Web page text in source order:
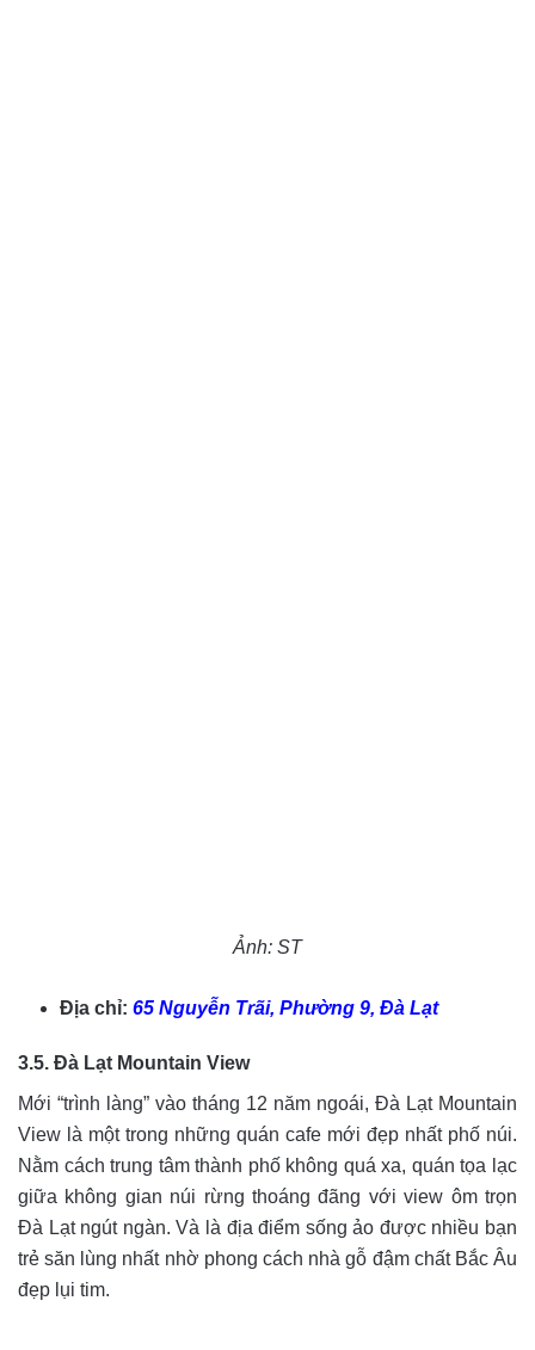
Ảnh: ST
Địa chỉ: 65 Nguyễn Trãi, Phường 9, Đà Lạt
3.5. Đà Lạt Mountain View
Mới “trình làng” vào tháng 12 năm ngoái, Đà Lạt Mountain
View là một trong những quán cafe mới đẹp nhất phố núi.
Nằm cách trung tâm thành phố không quá xa, quán tọa lạc
giữa không gian núi rừng thoáng đãng với view ôm trọn
Đà Lạt ngút ngàn. Và là địa điểm sống ảo được nhiều bạn
trẻ săn lùng nhất nhờ phong cách nhà gỗ đậm chất Bắc Âu
đẹp lụi tim.